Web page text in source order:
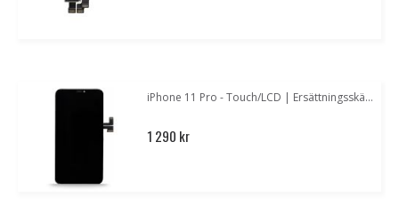
iPhone 11 Pro - Touch/LCD | Ersättningsskärm med OLED
1 290 kr